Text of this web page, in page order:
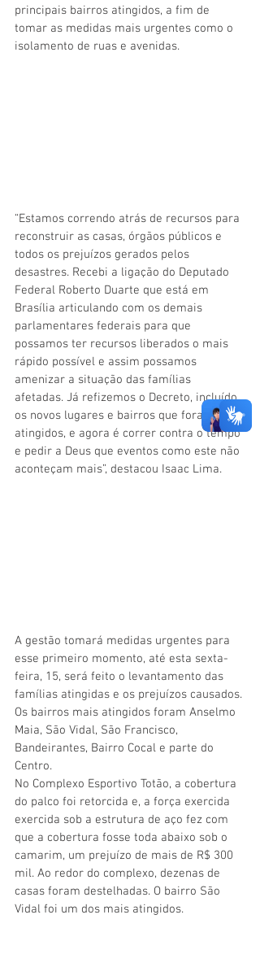
principais bairros atingidos, a fim de
tomar as medidas mais urgentes como o
isolamento de ruas e avenidas.
“Estamos correndo atrás de recursos para
reconstruir as casas, órgãos públicos e
todos os prejuízos gerados pelos
desastres. Recebi a ligação do Deputado
Federal Roberto Duarte que está em
Brasília articulando com os demais
parlamentares federais para que
possamos ter recursos liberados o mais
rápido possível e assim possamos
amenizar a situação das famílias
afetadas. Já refizemos o Decreto, incluído
os novos lugares e bairros que foram
atingidos, e agora é correr contra o tempo
e pedir a Deus que eventos como este não
aconteçam mais”, destacou Isaac Lima.
A gestão tomará medidas urgentes para
esse primeiro momento, até esta sexta-
feira, 15, será feito o levantamento das
famílias atingidas e os prejuízos causados.
Os bairros mais atingidos foram Anselmo
Maia, São Vidal, São Francisco,
Bandeirantes, Bairro Cocal e parte do
Centro.
No Complexo Esportivo Totão, a cobertura
do palco foi retorcida e, a força exercida
exercida sob a estrutura de aço fez com
que a cobertura fosse toda abaixo sob o
camarim, um prejuízo de mais de R$ 300
mil. Ao redor do complexo, dezenas de
casas foram destelhadas. O bairro São
Vidal foi um dos mais atingidos.